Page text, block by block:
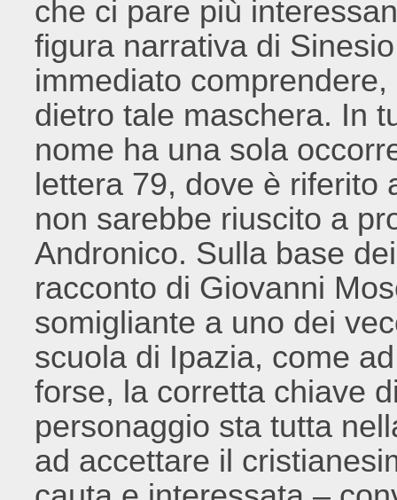
che ci pare più
figura narrativa di
immediato
dietro tale maschera. In
nome ha una sola
lettera 79, dove è riferito
non sarebbe riuscito a
Andronico. Sulla base
racconto di Giovanni
somigliante a uno dei
scuola di Ipazia, come
forse, la corretta chiave
personaggio sta tutta
ad accettare il